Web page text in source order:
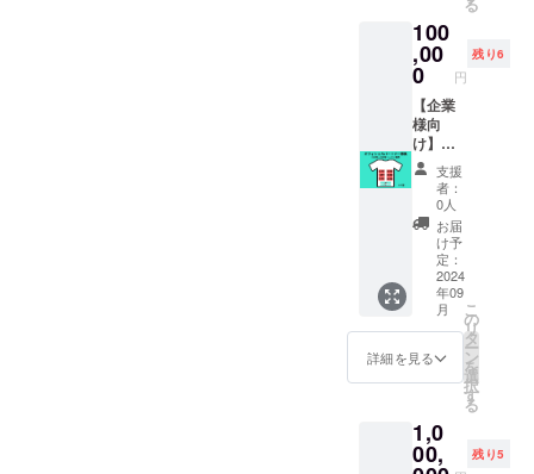
項：交
通費、
宿泊費
（遠方
の場
合）は
別途頂
戴いた
しま
す。 日
程調整
に関し
て後日
ご連絡
差し上
げま
す。
用予約
ページ
より予
約をお
願いい
たしま
す。予
約ペー
ジにつ
きまし
ては、
後日詳
細をお
送りい
たしま
す。 有
効期
限：２
０２４
まで 酸
素ボッ
クスと
土浦市
神立中
央３－
４ー１
・支援
者様の
交通費
や滞在
費：支
援者様
の交通
費や滞
在費は
各自で
ご負担
くださ
いま
せ。 ・
ご予約
用予約
ページ
より予
る
100
,00
0 円
残り6
【企業
様向
け】オ
フィ
シャル
スポン
サー募
WILLBE
THROW
CLUB
での、
2024年
～2025
年シー
るス
タッフ
ウエア
支援
者：
0人
お届
け予
定：
2024
年09
月
詳細を見る
こ
の
リ
タ
ー
ン
を
選
択
す
る
1,0
00, 残り5